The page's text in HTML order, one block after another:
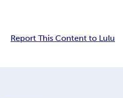
Report This Content to Lulu